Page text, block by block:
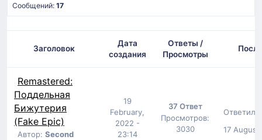
Сообщений: 17
Заголовок
Дата
создания
Ответы /
Просмотры
Remastered:
Поддельная
Бижутерия
(Fake Epic)
Автор: Second
19
February,
2022 -
23:14
37 Ответ
Просмотров:
3030
Ответил:
17